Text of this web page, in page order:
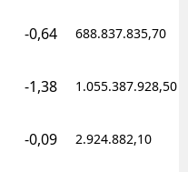
-0,64 688.837.835,70
-1,38 1.055.387.928,50
-0,09 2.924.882,10